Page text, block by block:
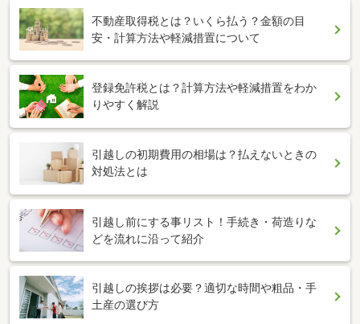
不動産取得税とは？いくら払う？金額の目
安・計算方法や軽減措置について
登録免許税とは？計算方法や軽減措置をわか
りやすく解説
引越しの初期費用の相場は？払えないときの
対処法とは
引越し前にする事リスト！手続き・荷造りな
どを流れに沿って紹介
引越しの挨拶は必要？適切な時間や粗品・手
土産の選び方